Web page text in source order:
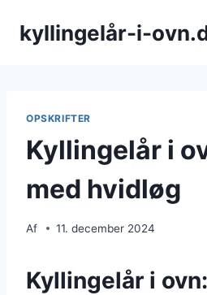
kyllingelår-i-
OPSKRIFTER
Kyllingelår i
med hvidløg
Af 11. december 2024
Kyllingelår i